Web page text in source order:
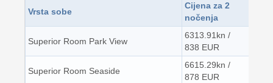
Vrsta sobe
Cijena za 2
nočenja
Superior Room Park View
6313.91kn /
838 EUR
Superior Room Seaside
6615.29kn /
878 EUR